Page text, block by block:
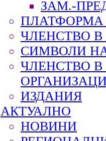
ЗАМ.-
ПЛАТФОРМА
ЧЛЕНСТВО В
СИМВОЛИ
ЧЛЕНСТВО
ИЗДАНИЯ
АКТУАЛНО
НОВИНИ